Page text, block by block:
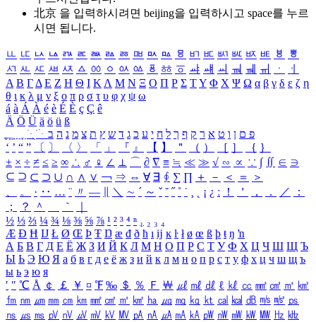
北京 을 입력하시려면 beijing을 입력하시고 space를 누르
시면 됩니다.
ㅥ ㅦ ㅧ ㅨ ㅩ ㅪ ㅫ ㅬ ㅭ ㅮ ㅯ ㅰ ㅱ ㅲ ㅳ ㅴ ㅵ ㅶ ㅷ ㅸ
ㅹ
ㅺ ㅻ ㅼ ㅽ ㅾ ㅿ ㆀ ㆁ ㆂ ㆃ ㆄ ㆅ ㆆ ㆇ ㆈ ㆉ ㆊ ㆋ ㆌ ㆍ
ㆎ
Α Β ΓΔ Ε Ζ Η Θ Ι ΚΛ Μ Ν Ξ Ο Π Ρ Σ ΤΥ Φ Χ Ψ Ω α β γ δ ε ζ η
θ ι κ λ μ ν ξ ο π ρ σ τ υ φ χ ψ ω
á à Á À é è É È ç Ç ê
Ä Ö Ü ä ö ü ß
ִֶֹ ֻּ ׁׂ פ ם ן ו ט א ר ק ף ך ל ח י ע כ ג ד ש ץ ת צ מ נ ה ב
‘ ’ “ ” 〔 〕 〈 〉 「 」 『 』 【 】 ＂ （ ） ［ ］ ｛ ｝
± × ÷ ≠ ≤ ≥ ∞ ∴ ♂ ♀ ∠ ⊥ ⌒ ∂ ∇ ≡ ≒ ≪ ≫ √ ∽ ∝ ∵ ∫ ∬ ∈ ∋
⊆ ⊇ ⊂ ⊃ ∪ ∩ ∧ ∨ ￢ ⇒ ⇔ ∀ ∃ ∮ ∑ ∏ ＋ － ＜ ＝
＞
、
。 · ‥ … ¨ 〃 ― ＼ ∼ ´ ～ ˇ ˘ ˝ ˚ ˙ ¸ ¡ ¿ ː ！ ＇ ， ． ／
：
；
？ ＾ ｀
½ ⅓ ⅔ ¼ ¾ ⅛ ⅜ ⅝ ⅞ ¹ ² ³ ⁴ ⁿ ₁ ₂ ₃ ₄
Æ Ð Ħ Ĳ Ł Ø Œ Þ Ŧ Ŋ æ đ ð ħ ı ĳ ĸ ŀ ł ø œ ß þ ŧ ŋ ŉ
А Б В Г Д Е Ё Ж З И Й К Л М Н О П Р С Т У Ф Х Ц Ч Ш Щ Ъ
Ы Ь Э Ю Я а б в г д е ё ж з и й к л м н о п р с т у ф х ц ч ш щ ъ
ы ь э ю я
′ ″ ℃ Å ￠ ￡ ￥ ¤ ℉ ‰ ＄ ％ Ｆ ￦ ㎕ ㎖ ㎗ ℓ ㎘ ㏄ ㎣ ㎤ ㎥ ㎦
㎙ ㎚ ㎛ ㎜ ㎝ ㎞ ㎟ ㎠ ㎡ ㎢ ㏊ ㎍ ㎎ ㎏ ㏏ ㎈ ㎉ ㏈ ㎧ ㎨ ㎰
㎱ ㎲ ㎳ ㎴ ㎵ ㎶ ㎷ ㎸ ㎹ ㎀ ㎁ ㎂ ㎃ ㎄ ㎺ ㎻ ㎽ ㎾ ㎿ ㎐ ㎑